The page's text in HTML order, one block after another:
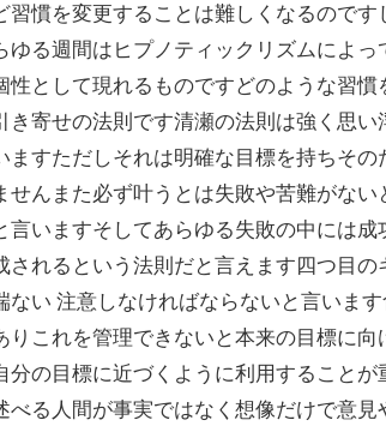
慣を変更することは難しくなるので
る週間はヒプノティックリズムによ
として現れるものですどのような習
寄せの法則です清瀬の法則は強く思
すただしそれは明確な目標を持ちそ
んまた必ず叶うとは失敗や苦難がな
いますそしてあらゆる失敗の中には
れるという法則だと言えます四つ目
い 注意しなければならないと言いま
これを管理できないと本来の目標に
の目標に近づくように利用すること
る人間が事実ではなく想像だけで意